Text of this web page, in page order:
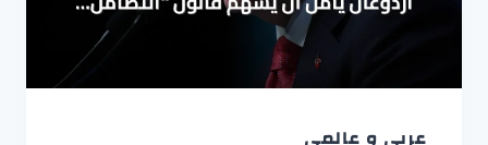
عربي و عالمي